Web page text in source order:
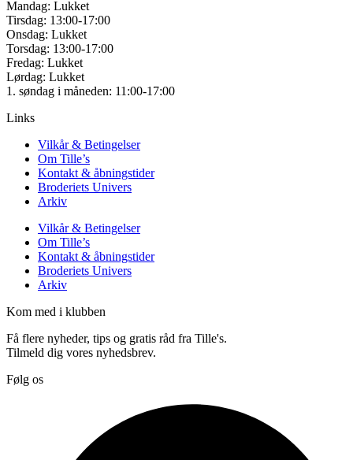
Mandag: Lukket
Tirsdag: 13:00-17:00
Onsdag: Lukket
Torsdag: 13:00-17:00
Fredag: Lukket
Lørdag: Lukket
1. søndag i måneden: 11:00-17:00
Links
Vilkår & Betingelser
Om Tille’s
Kontakt & åbningstider
Broderiets Univers
Arkiv
Vilkår & Betingelser
Om Tille’s
Kontakt & åbningstider
Broderiets Univers
Arkiv
Kom med i klubben
Få flere nyheder, tips og gratis råd fra Tille's.
Tilmeld dig vores nyhedsbrev.
Følg os